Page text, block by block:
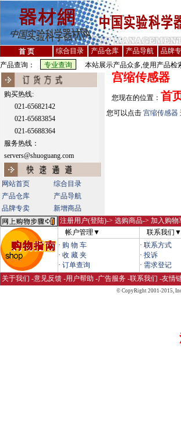
首 页 综合目录 产品仓库 产品导航
品牌
产品查询：
本站展示产品众多,使用产品检
购买热线:
021-65682142
021-65683854
021-65688364
服务热线：
servers@shuoguang.com
网站首页
综合目录
产品仓库
产品导航
品牌专卖
新增商品
宫缩传感器
您现在的位置： 首
您可以点击 宫缩传感器
注册用户(登陆)-> 选购商品-> 加入购
帐户管理▼
联系我们▼
· 购 物 车
· 收 藏 夹
· 订单查询
· 联系方式
· 投诉
· 需求登记
关于我们 -意见反馈 -用户帮助 -广告服务 -联系我们 -友情
© CopyRight 2001-2015,